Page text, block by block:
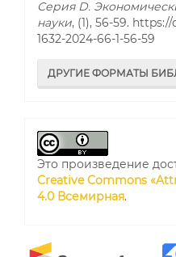
Серия D.
науки, (1), 56-59.
1632-2024-66-1-56-59
ДРУГИЕ ФОРМАТЫ
Это произведение
Creative Commons
4.0 Всемирная.